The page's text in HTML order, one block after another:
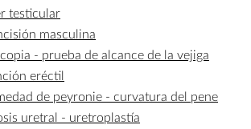
testicular
masculina
- prueba de alcance de la vejiga
eréctil
de peyronie - curvatura del pene
uretral - uretroplastía